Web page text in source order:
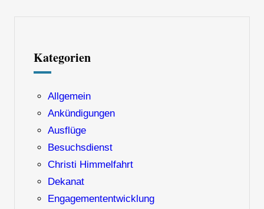
Kategorien
Allgemein
Ankündigungen
Ausflüge
Besuchsdienst
Christi Himmelfahrt
Dekanat
Engagemententwicklung